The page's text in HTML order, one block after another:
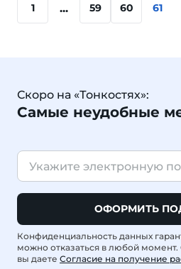
1 ... 59 60 61
Скоро на «Тонкостях»:
Самые неудобные
ОФОРМИТЬ
Конфиденциальность данных
можно отказаться в любой
вы даете Согласие на получение